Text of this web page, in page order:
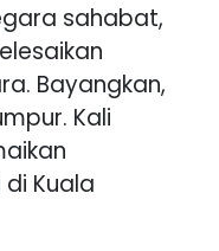
sahabat,
Bayangkan,
Kali
Kuala